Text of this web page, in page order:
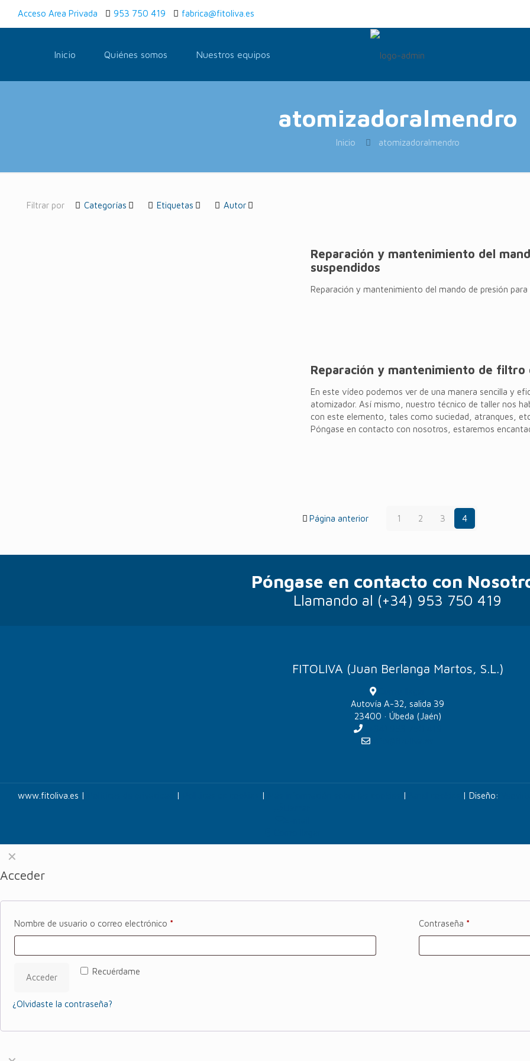
Acceso Area Privada 953 750 419 fabrica@fitoliva.es
Inicio Quiénes somos Nuestros equipos
atomizadoralmendro
Inicio atomizadoralmendro
Filtrar por Categorías Etiquetas Autor
Reparación y mantenimiento del
suspendidos
Reparación y mantenimiento del mando de presión
Reparación y mantenimiento de filtro
En este vídeo podemos ver de una manera sencilla y
atomizador. Así mismo, nuestro técnico de taller nos
con este elemento, tales como suciedad, atranques,
Póngase en contacto con nosotros, estaremos
Página anterior 1 2 3 4
Póngase en contacto con
Llamando al (+34) 953 750 419
FITOLIVA (Juan Berlanga Martos, S.L.)
Autovía A-32, salida 39
23400 · Úbeda (Jaén)
www.fitoliva.es | | | | | Diseño:
✕
Acceder
Nombre de usuario o correo electrónico * Contraseña *
Recuérdame
Acceder
¿Olvidaste la contraseña?